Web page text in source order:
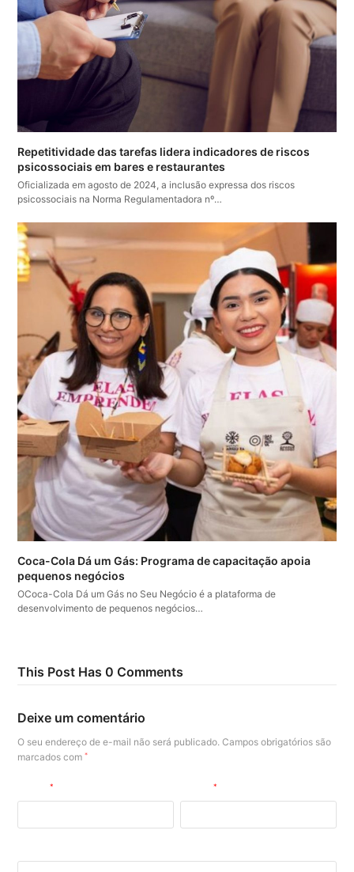
Repetitividade das tarefas lidera indicadores de riscos
psicossociais em bares e restaurantes
Oficializada em agosto de 2024, a inclusão expressa dos riscos
psicossociais na Norma Regulamentadora nº…
Coca-Cola Dá um Gás: Programa de capacitação apoia
pequenos negócios
OCoca-Cola Dá um Gás no Seu Negócio é a plataforma de
desenvolvimento de pequenos negócios…
This Post Has 0 Comments
Deixe um comentário
O seu endereço de e-mail não será publicado. Campos obrigatórios são
marcados com*
Nome* E-mail*